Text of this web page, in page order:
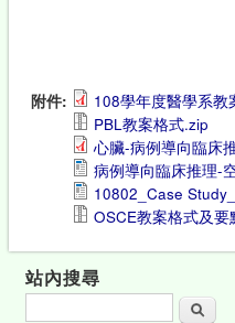
附件:
108學年度醫學系教
PBL教案格式.zip
心臟-病例導向臨床
病例導向臨床推理-
10802_Case
OSCE教案格式及要
站內搜尋
搜尋